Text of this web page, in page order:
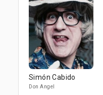
Simón Cabido
Don Angel